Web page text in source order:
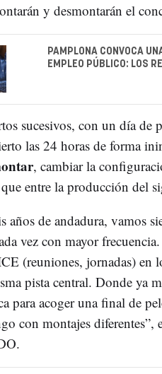
y desmontarán el
PAMPLONA CONVOCA
EMPLEO PÚBLICO: LOS
sucesivos, con un día
las 24 horas de forma
, cambiar la
entre la producción del
años de andadura, vamos
vez con mayor
(reuniones, jornadas) en
pista central. Donde ya
para acoger una final de
con montajes diferentes”,